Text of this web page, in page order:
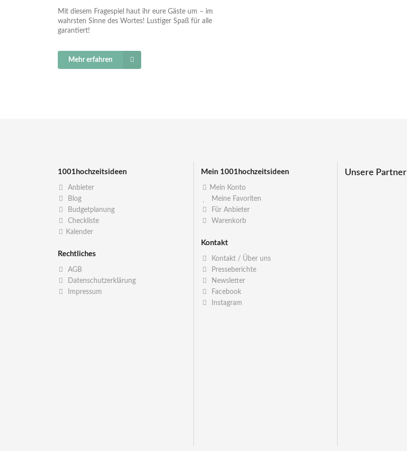
Mit diesem Fragespiel haut ihr eure Gäste um – im
wahrsten Sinne des Wortes! Lustiger Spaß für alle
garantiert!
Mehr erfahren
1001hochzeitsideen
Anbieter
Blog
Budgetplanung
Checkliste
Kalender
Rechtliches
AGB
Datenschutzerklärung
Impressum
Mein 1001hochzeitsideen
Mein Konto
Meine Favoriten
Für Anbieter
Warenkorb
Kontakt
Kontakt / Über uns
Presseberichte
Newsletter
Facebook
Instagram
Unsere Partner